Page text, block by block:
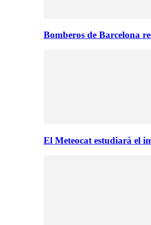
Bomberos de Barcelona
El Meteocat estudiará el